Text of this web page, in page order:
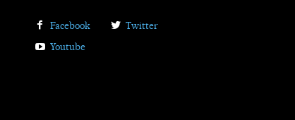
Facebook
Twitter
Youtube